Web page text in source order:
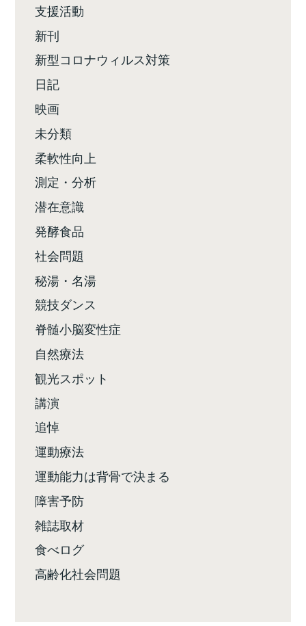
支援活動
新刊
新型コロナウィルス対策
日記
映画
未分類
柔軟性向上
測定・分析
潜在意識
発酵食品
社会問題
秘湯・名湯
競技ダンス
脊髄小脳変性症
自然療法
観光スポット
講演
追悼
運動療法
運動能力は背骨で決まる
障害予防
雑誌取材
食べログ
高齢化社会問題